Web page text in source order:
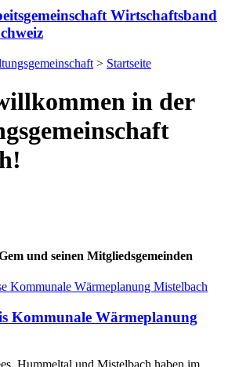
Wirtschaftsband
> Startseite
in der
und seinen Mitgliedsgemeinden
Kommunale Wärmeplanung